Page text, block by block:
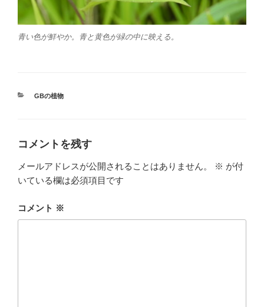
青い色が鮮やか。青と黄色が緑の中に映える。
カ
GBの植物
コメントを残す
メールアドレスが公開されることはありません。 ※ が付
いている欄は必須項目です
コメント ※